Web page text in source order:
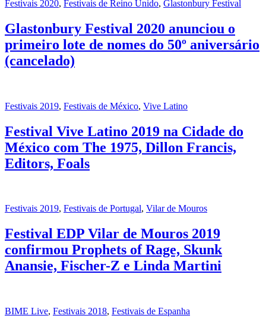
Festivais 2020, Festivais de Reino Unido, Glastonbury Festival
Glastonbury Festival 2020 anunciou o
primeiro lote de nomes do 50º aniversário
(cancelado)
Festivais 2019, Festivais de México, Vive Latino
Festival Vive Latino 2019 na Cidade do
México com The 1975, Dillon Francis,
Editors, Foals
Festivais 2019, Festivais de Portugal, Vilar de Mouros
Festival EDP Vilar de Mouros 2019
confirmou Prophets of Rage, Skunk
Anansie, Fischer-Z e Linda Martini
BIME Live, Festivais 2018, Festivais de Espanha